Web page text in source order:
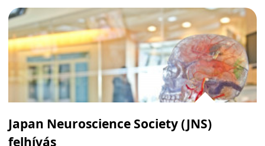
Japan Neuroscience Society (JNS)
felhívás